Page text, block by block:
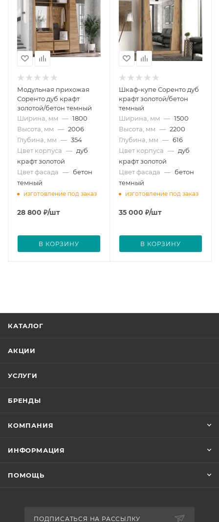
Модульная прихожая
Соренто дуб крафт
золотой/бетон темный
Ширина, мм — 1800
Высота, мм — 2006
Глубина, мм — 354
Цвет корпуса — дуб
крафт золотой
Цвет фасада — бетон
темный
изготовление под заказ
28 800 ₽/шт
В КОРЗИНУ
Шкаф-купе Соренто дуб
крафт золотой/бетон
темный
Ширина, мм — 1500
Высота, мм — 2200
Глубина, мм — 616
Цвет корпуса — дуб
крафт золотой
Цвет фасада — бетон
темный
изготовление под заказ
35 000 ₽/шт
В КОРЗИНУ
КАТАЛОГ
АКЦИИ
УСЛУГИ
БРЕНДЫ
КОМПАНИЯ
ИНФОРМАЦИЯ
ПОМОЩЬ
ПОДПИСАТЬСЯ НА РАССЫЛКУ